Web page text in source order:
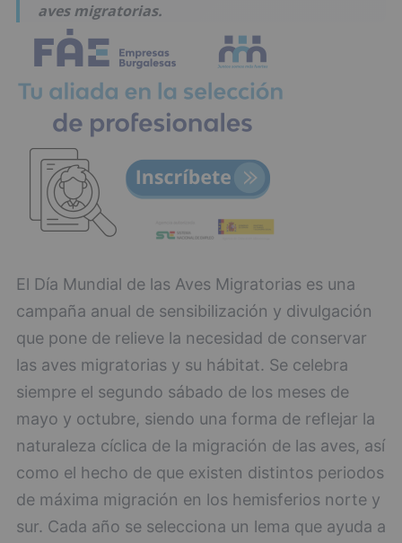
aves migratorias.
El Día Mundial de las Aves Migratorias es una
campaña anual de sensibilización y divulgación
que pone de relieve la necesidad de conservar
las aves migratorias y su hábitat. Se celebra
siempre el segundo sábado de los meses de
mayo y octubre, siendo una forma de reflejar la
naturaleza cíclica de la migración de las aves, así
como el hecho de que existen distintos periodos
de máxima migración en los hemisferios norte y
sur. Cada año se selecciona un lema que ayuda a